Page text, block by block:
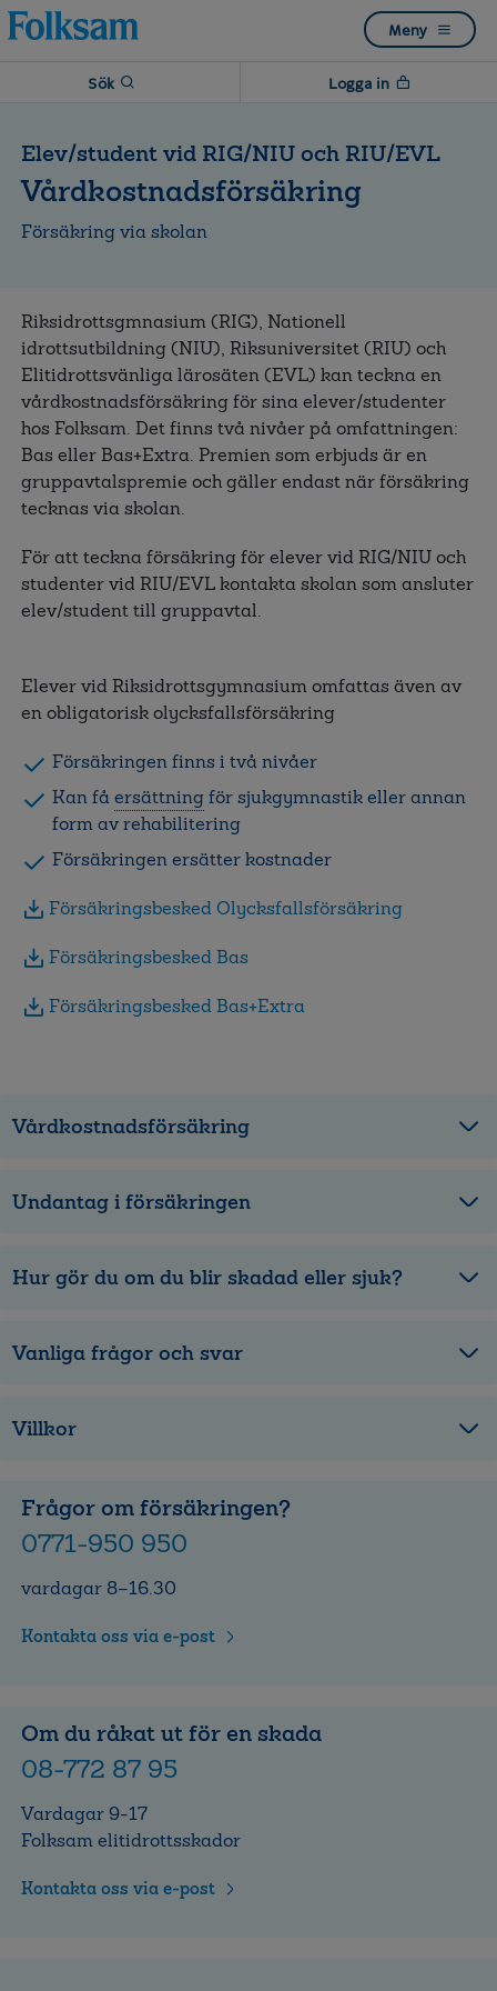
Till
navigation
Till
innehåll
Meny
Sök Logga in
Elev/student vid RIG/NIU och RIU/EVL
Vårdkostnadsförsäkring
Försäkring via skolan
Riksidrottsgmnasium (RIG), Nationell
idrottsutbildning (NIU), Riksuniversitet (RIU) och
Elitidrottsvänliga lärosäten (EVL) kan teckna en
vårdkostnadsförsäkring för sina elever/studenter
hos Folksam. Det finns två nivåer på omfattningen:
Bas eller Bas+Extra. Premien som erbjuds är en
gruppavtalspremie och gäller endast när försäkring
tecknas via skolan.
För att teckna försäkring för elever vid RIG/NIU och
studenter vid RIU/EVL kontakta skolan som ansluter
elev/student till gruppavtal.
Elever vid Riksidrottsgymnasium omfattas även av
en obligatorisk olycksfallsförsäkring
Försäkringen finns i två nivåer
Kan fåersättningför sjukgymnastik eller annan
form av rehabilitering
Försäkringen ersätter kostnader
Försäkringsbesked Olycksfallsförsäkring
Försäkringsbesked Bas
Försäkringsbesked Bas+Extra
Vårdkostnadsförsäkring
Undantag i försäkringen
Hur gör du om du blir skadad eller sjuk?
Vanliga frågor och svar
Villkor
Frågor om försäkringen?
0771-950 950
vardagar 8–16.30
Kontakta oss via e-post
Om du råkat ut för en skada
08-772 87 95
Vardagar 9-17
Folksam elitidrottsskador
Kontakta oss via e-post